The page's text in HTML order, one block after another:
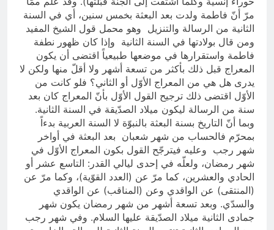
مرّ أنّ فاطمة ولدت بعد البعثة بخمس سنين، أي في السنة
الثانية من الرسالة والتنزيل وهو محمل قول الشيخ المفيد
ومن قال بولادتها في السنة الثانية وإذا كان ظهور نطفة
فاطمة واستقرارها في موضعها طبيعياً اقتضى أن يكون
المعراج قبل ذلك بأكثر من تسعة أشهر ولا أقلّ منها ولكن لا
يدرى هل هي من المعراج الأوّل أو الثاني؟ فلو كانت من
الأوّل اقتضى ذلك ترجيح القول الأوّل بأنّ المعراج كان بعد
سنة من الرسالة ليكون ميلاد الصدّيقة في السنة الثانية.
وبما أنّ التاريخ بسنة البعثة بالنبوّة لا السنة العربية بدءاً
بمحرّم فالحساب من شهر شعبان بعد البعثة في أواخر
شهر رجب وعليه فيترجّح القول بكون المعراج الأوّل في
شهر رمضان، ولعلّه في إحدى ليالي القدر: التاسع عشر أو
الحادي والعشرين، كما مرّ عن (العدد القوّية)، وكما مرّ عن
(المنتقى) عن الواقدي وعن (المناقب) عن الواقدي
والسدّي. وبعد تسعة أشهر من شهر رمضان يكون شهر
جمادى الثانية ميلاد الصدّيقة عليها السلام. وفي شهر رجب